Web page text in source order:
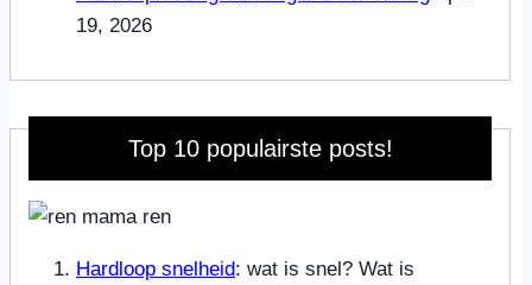
19, 2026
Top 10 populairste posts!
Hardloop snelheid: wat is snel? Wat is